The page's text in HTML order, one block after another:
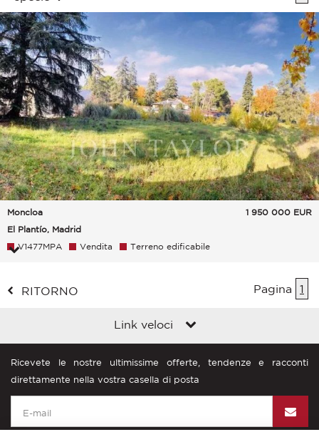
Moncloa
El Plantío, Madrid
1 950 000 EUR
V1477MPA Vendita Terreno edificabile
RITORNO Pagina 1
Link veloci
Ricevete le nostre ultimissime offerte, tendenze e racconti
direttamente nella vostra casella di posta